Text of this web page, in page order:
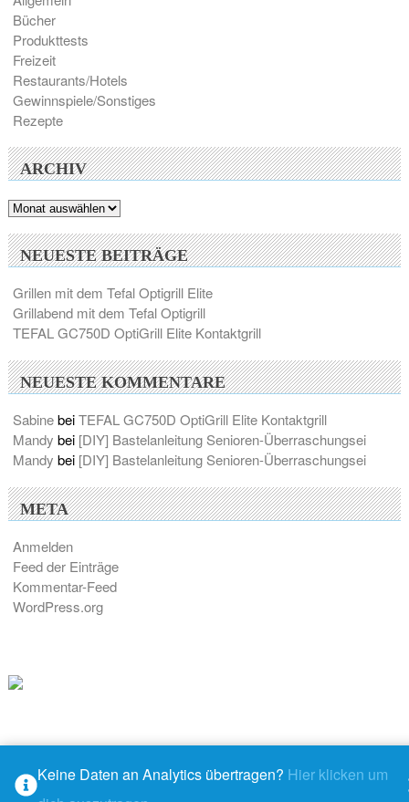
Bücher
Produkttests
Freizeit
Restaurants/Hotels
Gewinnspiele/Sonstiges
Rezepte
ARCHIV
Archiv
NEUESTE BEITRÄGE
Grillen mit dem Tefal Optigrill Elite
Grillabend mit dem Tefal Optigrill
TEFAL GC750D OptiGrill Elite Kontaktgrill
NEUESTE KOMMENTARE
SabinebeiTEFAL GC750D OptiGrill Elite Kontaktgrill
Mandy bei [DIY] Bastelanleitung Senioren-Überraschungsei
Mandy bei [DIY] Bastelanleitung Senioren-Überraschungsei
META
Anmelden
Feed der Einträge
Kommentar-Feed
WordPress.org
© 2026 - M@ndys Blogwelt
Keine Daten an Analytics übertragen? Hier klicken um